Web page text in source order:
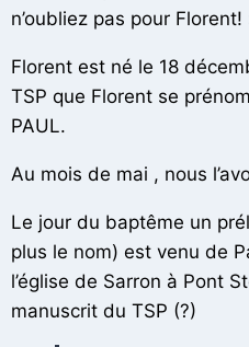
n’oubliez pas pour Florent!
Florent est né le 18
TSP que Florent se
PAUL.
Au mois de mai , nous
Le jour du baptême un
plus le nom) est venu de
l’église de Sarron à Pont
manuscrit du TSP (?)